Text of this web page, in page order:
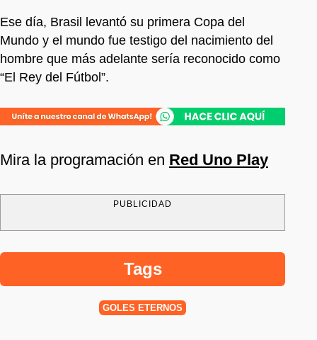
Ese día, Brasil levantó su primera Copa del
Mundo y el mundo fue testigo del nacimiento del
hombre que más adelante sería reconocido como
“El Rey del Fútbol”.
Mira la programación en Red Uno Play
PUBLICIDAD
Tags
GOLES ETERNOS